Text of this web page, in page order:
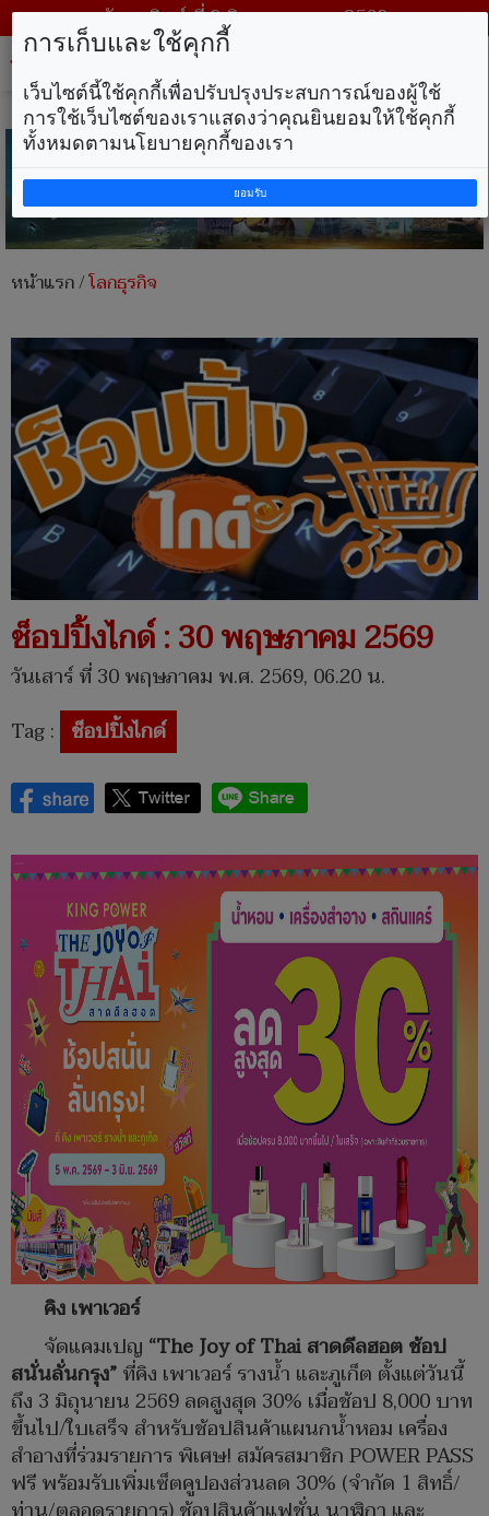
วันอาทิตย์ ที่ 9 สิงหาคม พ.ศ. 2569
หน้าแรก/โลกธุรกิจ
ช็อปปิ้งไกด์ : 30 พฤษภาคม 2569
วันเสาร์ ที่ 30 พฤษภาคม พ.ศ. 2569, 06.20 น.
Tag : ช็อปปิ้งไกด์
คิง เพาเวอร์
จัดแคมเปญ “The Joy of Thai สาดดีลฮอต ช้อป
สนั่นลั่นกรุง”ที่คิง เพาเวอร์ รางน้ำ และภูเก็ต ตั้งแต่วันนี้
ถึง 3 มิถุนายน 2569 ลดสูงสุด 30% เมื่อช้อป 8,000 บาท
ขึ้นไป/ใบเสร็จ สำหรับช้อปสินค้าแผนกน้ำหอม เครื่อง
สำอางที่ร่วมรายการ พิเศษ! สมัครสมาชิก POWER PASS
ฟรี พร้อมรับเพิ่มเซ็ตคูปองส่วนลด 30% (จำกัด 1 สิทธิ์/
การเก็บและใช้คุกกี้
เว็บไซต์นี้ใช้คุกกี้เพื่อปรับปรุงประสบการณ์ของผู้ใช้
การใช้เว็บไซต์ของเราแสดงว่าคุณยินยอมให้ใช้คุกกี้
ทั้งหมดตามนโยบายคุกกี้ของเรา
ยอมรับ